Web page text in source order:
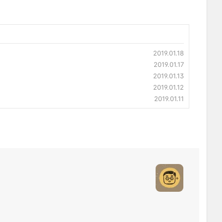
2019.01.18
2019.01.17
2019.01.13
2019.01.12
2019.01.11